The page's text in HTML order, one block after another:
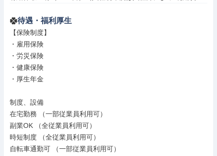
待遇・福利厚生
【保険制度】
・雇用保険
・労災保険
・健康保険
・厚生年金
制度、設備
在宅勤務 （一部従業員利用可）
副業OK （全従業員利用可）
時短制度 （全従業員利用可）
自転車通勤可 （一部従業員利用可）